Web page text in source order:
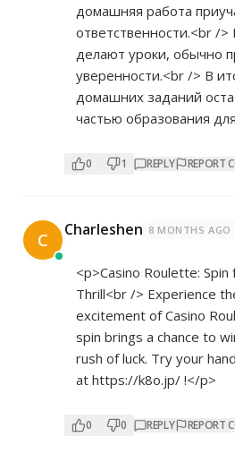
домашняя работа
ответственности.<br /
делают уроки, обычно
уверенности.<br /> В
домашних заданий
частью образования
0 1 REPLY REPORT
C Charleshen 8 MONTHS AGO
<p>Casino Roulette:
Thrill<br /> Experience
excitement of Casino
spin brings a chance to
rush of luck. Try your
at https://k8o.jp/ !</p>
0 0 REPLY REPORT